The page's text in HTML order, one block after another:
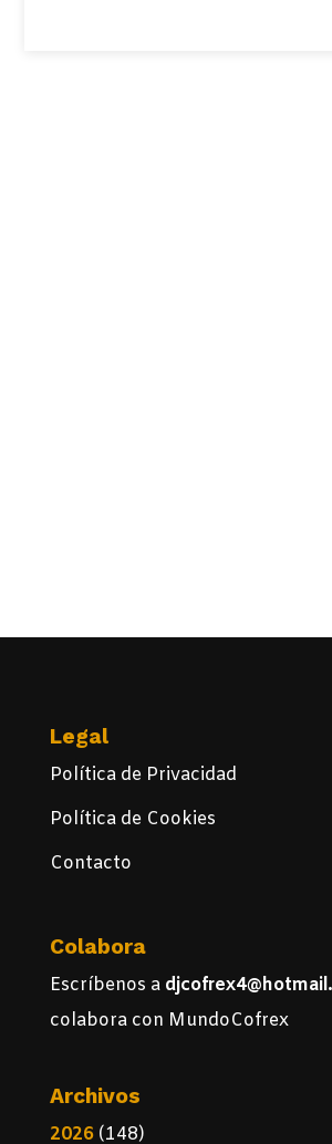
Legal
Política de Privacidad
Política de Cookies
Contacto
Colabora
Escríbenos a
colabora con MundoCofrex
Archivos
2026(148)